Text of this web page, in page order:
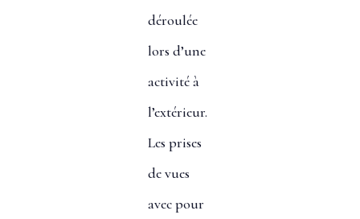
déroulée
lors d’une
activité à
l’extérieur.
Les prises
de vues
avec pour